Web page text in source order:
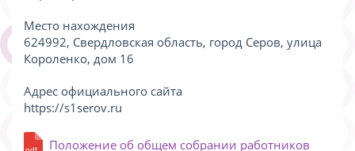
Место нахождения
624992, Свердловская область, город Серов, улица
Короленко, дом 16
Адрес официального сайта
https://s1serov.ru
Положение об общем собрании работников